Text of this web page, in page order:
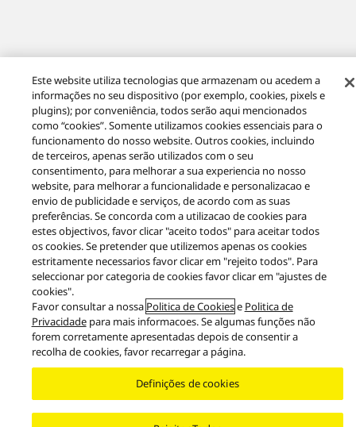
Produtos Auscultadores EAH-AZ40M2
Facebook X YouTube
Instagram
Aviso legal
Política de privacidade
Política de Cookies
Acessibilidade
Relatar barreiras
EU Data Act
Garantia Legal
Area/Country
Copyright © 2026 Panasonic Marketing Europe
Este website utiliza tecnologias que armazenam ou acedem a
informações no seu dispositivo (por exemplo, cookies, pixels e
plugins); por conveniência, todos serão aqui mencionados
como “cookies”. Somente utilizamos cookies essenciais para o
funcionamento do nosso website. Outros cookies, incluindo
de terceiros, apenas serão utilizados com o seu
consentimento, para melhorar a sua experiencia no nosso
website, para melhorar a funcionalidade e personalizacao e
envio de publicidade e serviços, de acordo com as suas
preferências. Se concorda com a utilizacao de cookies para
estes objectivos, favor clicar "aceito todos" para aceitar todos
os cookies. Se pretender que utilizemos apenas os cookies
estritamente necessarios favor clicar em "rejeito todos". Para
seleccionar por categoria de cookies favor clicar em "ajustes de
cookies".
Favor consultar a nossa Politica de Cookiese Politica de
Privacidadepara mais informacoes. Se algumas funções não
forem corretamente apresentadas depois de consentir a
recolha de cookies, favor recarregar a página.
Definições de cookies